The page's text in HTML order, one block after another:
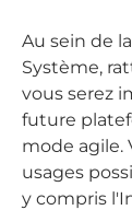
Au sein de
Système,
vous serez
future
mode agile.
usages
y compris